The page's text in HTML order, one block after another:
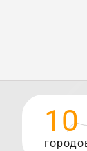
10